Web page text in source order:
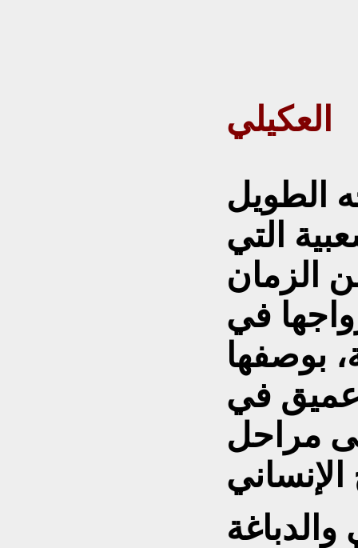
العكيلي
الطويل
التي
الزمان
في
بوصفها
عميق في
مراحل